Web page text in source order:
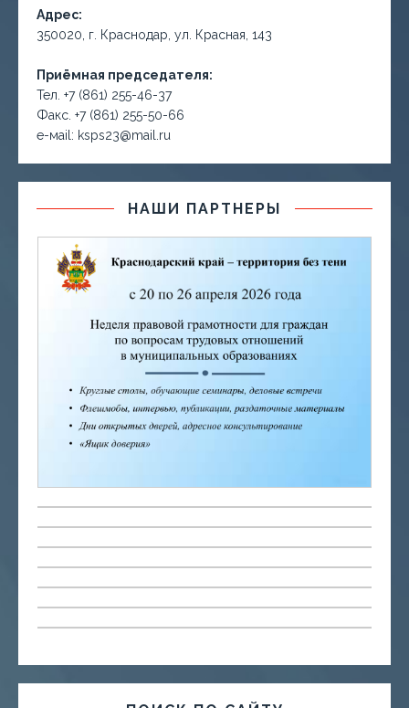
Адрес:
350020, г. Краснодар, ул. Красная, 143
Приёмная председателя:
Тел. +7 (861) 255-46-37
Факс. +7 (861) 255-50-66
е-маil: ksps23@mail.ru
НАШИ ПАРТНЕРЫ